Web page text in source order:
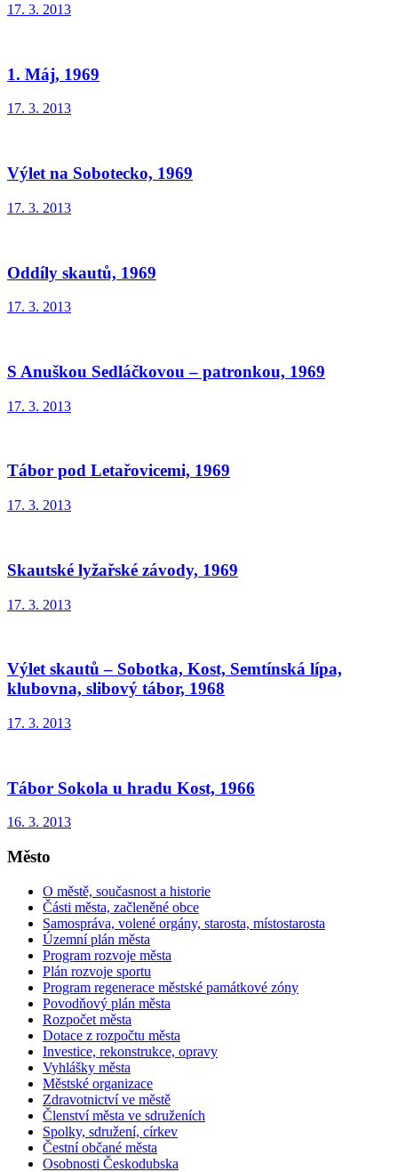
17. 3. 2013
1. Máj, 1969
17. 3. 2013
Výlet na Sobotecko, 1969
17. 3. 2013
Oddíly skautů, 1969
17. 3. 2013
S Anuškou Sedláčkovou – patronkou, 1969
17. 3. 2013
Tábor pod Letařovicemi, 1969
17. 3. 2013
Skautské lyžařské závody, 1969
17. 3. 2013
Výlet skautů – Sobotka, Kost, Semtínská lípa,
klubovna, slibový tábor, 1968
17. 3. 2013
Tábor Sokola u hradu Kost, 1966
16. 3. 2013
Město
O městě, současnost a historie
Části města, začleněné obce
Samospráva, volené orgány, starosta, místostarosta
Územní plán města
Program rozvoje města
Plán rozvoje sportu
Program regenerace městské památkové zóny
Povodňový plán města
Rozpočet města
Dotace z rozpočtu města
Investice, rekonstrukce, opravy
Vyhlášky města
Městské organizace
Zdravotnictví ve městě
Členství města ve sdruženích
Spolky, sdružení, církev
Čestní občané města
Osobnosti Českodubska